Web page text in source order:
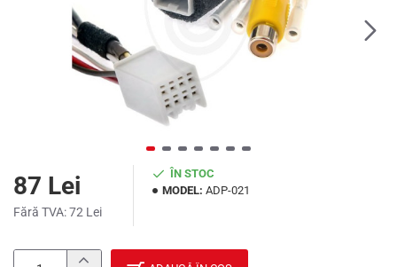
87 Lei
Fără TVA: 72 Lei
ÎN STOC
MODEL: ADP-021